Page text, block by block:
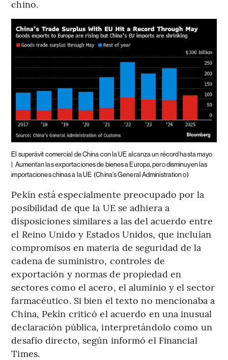
chino.
El superávit comercial de China con la UE alcanza un récord hasta mayo
| Aumentan las exportaciones de bienes a Europa, pero disminuyen las
importaciones chinas a la UE (China's General Administration o)
Pekín está especialmente preocupado por la
posibilidad de que la UE se adhiera a
disposiciones similares a las del acuerdo entre
el Reino Unido y Estados Unidos, que incluían
compromisos en materia de seguridad de la
cadena de suministro, controles de
exportación y normas de propiedad en
sectores como el acero, el aluminio y el sector
farmacéutico. Si bien el texto no mencionaba a
China, Pekín criticó el acuerdo en una inusual
declaración pública, interpretándolo como un
desafío directo, según informó el Financial
Times.